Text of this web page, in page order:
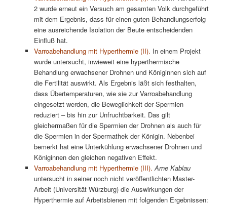
2 wurde erneut ein Versuch am gesamten Volk durchgeführt
mit dem Ergebnis, dass für einen guten Behandlungserfolg
eine ausreichende Isolation der Beute entscheidenden
Einfluß hat.
Varroabehandlung mit Hyperthermie (II). In einem Projekt
wurde untersucht, inwieweit eine hyperthermische
Behandlung erwachsener Drohnen und Königinnen sich auf
die Fertilität auswirkt. Als Ergebnis läßt sich festhalten,
dass Übertemperaturen, wie sie zur Varroabehandlung
eingesetzt werden, die Beweglichkeit der Spermien
reduziert – bis hin zur Unfruchtbarkeit. Das gilt
gleichermaßen für die Spermien der Drohnen als auch für
die Spermien in der Spermathek der Königin. Nebenbei
bemerkt hat eine Unterkühlung erwachsener Drohnen und
Königinnen den gleichen negativen Effekt.
Varroabehandlung mit Hyperthermie (III). Arne Kablau
untersucht in seiner noch nicht veröffentlichten Master-
Arbeit (Universität Würzburg) die Auswirkungen der
Hyperthermie auf Arbeitsbienen mit folgenden Ergebnissen: